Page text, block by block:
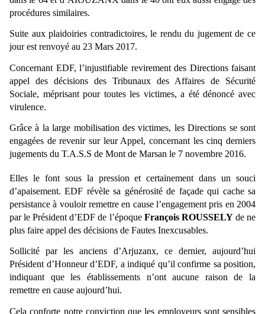
procédures similaires.
Suite aux plaidoiries contradictoires, le rendu du jugement de ce
jour est renvoyé au 23 Mars 2017.
Concernant EDF, l’injustifiable revirement des Directions faisant
appel des décisions des Tribunaux des Affaires de Sécurité
Sociale, méprisant pour toutes les victimes, a été dénoncé avec
virulence.
Grâce à la large mobilisation des victimes, les Directions se sont
engagées de revenir sur leur Appel, concernant les cinq derniers
jugements du T.A.S.S de Mont de Marsan le 7 novembre 2016.
Elles le font sous la pression et certainement dans un souci
d’apaisement. EDF révèle sa générosité de façade qui cache sa
persistance à vouloir remettre en cause l’engagement pris en 2004
par le Président d’EDF de l’époque François ROUSSELYde ne
plus faire appel des décisions de Fautes Inexcusables.
Sollicité par les anciens d’Arjuzanx, ce dernier, aujourd’hui
Président d’Honneur d’EDF, a indiqué qu’il confirme sa position,
indiquant que les établissements n’ont aucune raison de la
remettre en cause aujourd’hui.
Cela conforte notre conviction que les employeurs sont sensibles